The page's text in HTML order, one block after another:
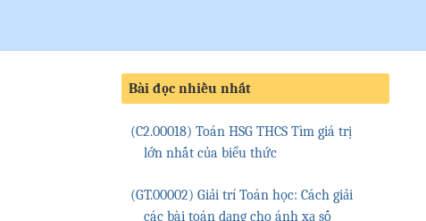
Bài đọc nhiều nhất
(C2.00018) Toán HSG THCS Tìm giá trị
lớn nhất của biểu thức
(GT.00002) Giải trí Toán học: Cách giải
các bài toán dạng cho ánh xạ số